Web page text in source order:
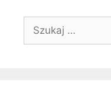
Szukaj: